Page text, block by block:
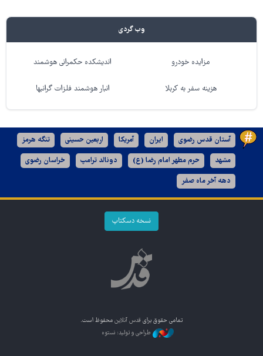
وب گردی
مزایده خودرو اندیشکده حکمرانی هوشمند
هزینه سفر به کربلا انبار هوشمند فلزات گرانبها
آستان قدس رضوی ایران آمریکا اربعین حسینی تنگه هرمز
مشهد حرم مطهر امام رضا (ع) دونالد ترامپ خراسان رضوی
دهه آخر ماه صفر
نسخه دسکتاپ
تمامی حقوق برای قدس آنلاین محفوظ است.
طراحی و تولید: نستوه